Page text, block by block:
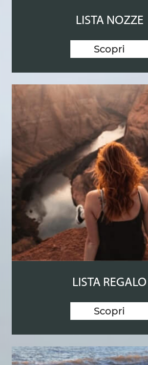
LISTA NOZZE
Scopri
LISTA REGALO
Scopri